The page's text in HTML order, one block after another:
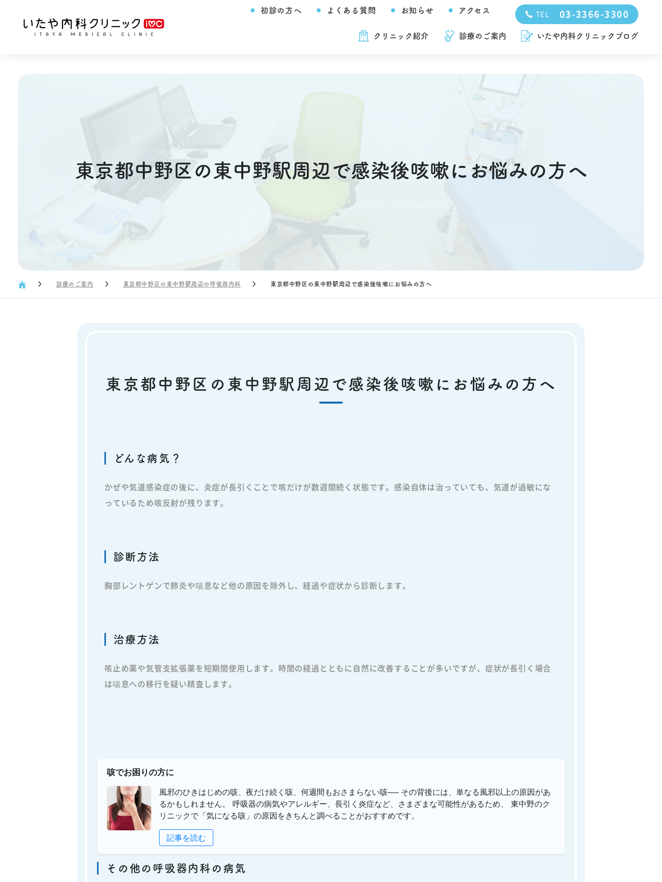
初診の方へ よくある質問 お知らせ アクセス TEL 03-3366-3300
クリニック紹介 診療のご案内 いたや内科クリニックブログ
東京都中野区の東中野駅周辺で感染後咳嗽にお悩みの方へ
診療のご案内 東京都中野区の東中野駅周辺の呼吸器内科 東京都中野区の東中野駅周辺で感染後咳嗽にお悩みの方へ
東京都中野区の東中野駅周辺で感染後咳嗽にお悩みの方へ
どんな病気？
かぜや気道感染症の後に、炎症が長引くことで咳だけが数週間続く状態です。感染自体は治っていても、気道が過敏にな
っているため咳反射が残ります。
診断方法
胸部レントゲンで肺炎や喘息など他の原因を除外し、経過や症状から診断します。
治療方法
咳止め薬や気管支拡張薬を短期間使用します。時間の経過とともに自然に改善することが多いですが、症状が長引く場合
は喘息への移行を疑い精査します。
咳でお困りの方に
風邪のひきはじめの咳、夜だけ続く咳、何週間もおさまらない咳── その背後には、単なる風邪以上の原因があ
るかもしれません。 呼吸器の病気やアレルギー、長引く炎症など、さまざまな可能性があるため、 東中野のク
リニックで「気になる咳」の原因をきちんと調べることがおすすめです。
記事を読む
その他の呼吸器内科の病気